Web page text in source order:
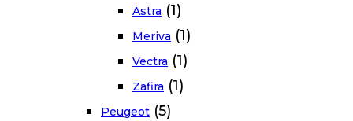
Astra (1)
Meriva (1)
Vectra (1)
Zafira (1)
Peugeot (5)